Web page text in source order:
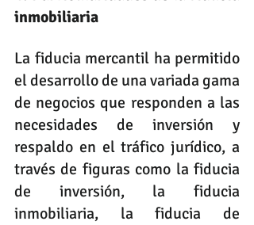
inmobiliaria
La fiducia mercantil ha permitido
el desarrollo de una variada gama
de negocios que responden a las
necesidades de inversión y
respaldo en el tráfico jurídico, a
través de figuras como la fiducia
de inversión, la fiducia
inmobiliaria, la fiducia de